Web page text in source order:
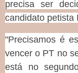
precisa ser
candidato petista
"Precisamos é
vencer o PT no
está no